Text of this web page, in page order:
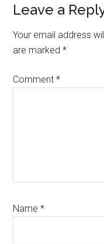
Reader
Leave a
Your email address
are marked*
Comment*
Name*